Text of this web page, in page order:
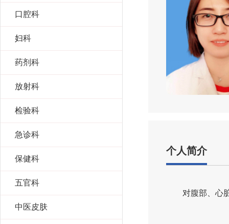
口腔科
妇科
药剂科
放射科
检验科
急诊科
保健科
五官科
中医皮肤
个人简介
对腹部、心